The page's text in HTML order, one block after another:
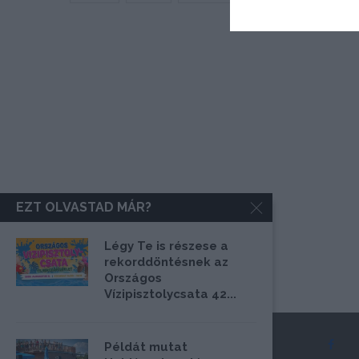
EZT OLVASTAD MÁR?
Légy Te is részese a
rekorddöntésnek az
Országos
Vízipisztolycsata 42...
Példát mutat